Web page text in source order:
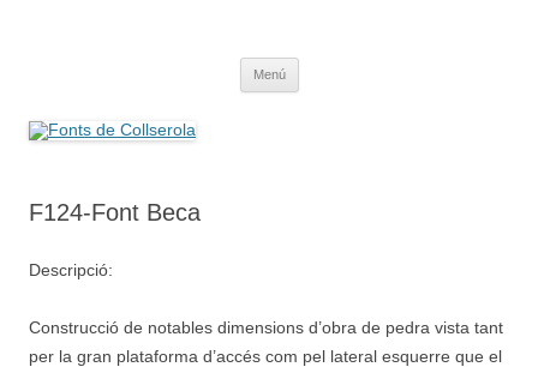
Menú
F124-Font Beca
Descripció:
Construcció de notables dimensions d’obra de pedra vista tant
per la gran plataforma d’accés com pel lateral esquerre que el